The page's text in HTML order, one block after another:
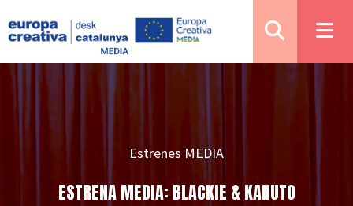
Estrenes MEDIA
ESTRENA MEDIA: BLACKIE & KANUTO